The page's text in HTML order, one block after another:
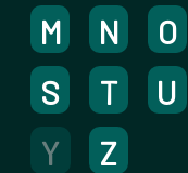
M
N O
S
T U
Y
Z